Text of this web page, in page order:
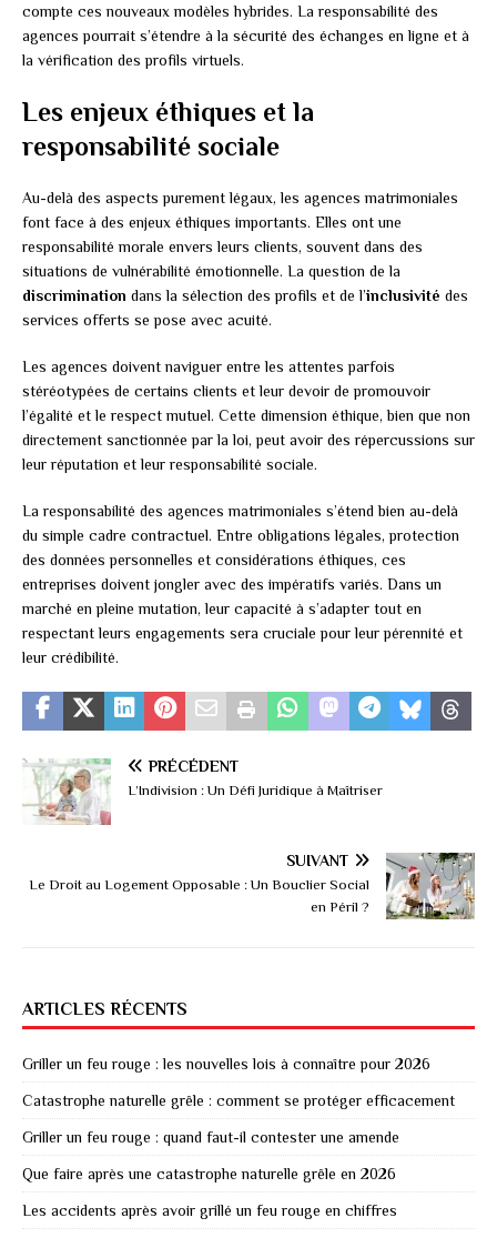
compte ces nouveaux modèles hybrides. La responsabilité des
agences pourrait s’étendre à la sécurité des échanges en ligne et à
la vérification des profils virtuels.
Les enjeux éthiques et la
responsabilité sociale
Au-delà des aspects purement légaux, les agences matrimoniales
font face à des enjeux éthiques importants. Elles ont une
responsabilité morale envers leurs clients, souvent dans des
situations de vulnérabilité émotionnelle. La question de la
discrimination dans la sélection des profils et de l’inclusivité des
services offerts se pose avec acuité.
Les agences doivent naviguer entre les attentes parfois
stéréotypées de certains clients et leur devoir de promouvoir
l’égalité et le respect mutuel. Cette dimension éthique, bien que non
directement sanctionnée par la loi, peut avoir des répercussions sur
leur réputation et leur responsabilité sociale.
La responsabilité des agences matrimoniales s’étend bien au-delà
du simple cadre contractuel. Entre obligations légales, protection
des données personnelles et considérations éthiques, ces
entreprises doivent jongler avec des impératifs variés. Dans un
marché en pleine mutation, leur capacité à s’adapter tout en
respectant leurs engagements sera cruciale pour leur pérennité et
leur crédibilité.
PRÉCÉDENT
L’Indivision : Un Défi Juridique à Maîtriser
SUIVANT
Le Droit au Logement Opposable : Un Bouclier Social
en Péril ?
ARTICLES RÉCENTS
Griller un feu rouge : les nouvelles lois à connaître pour 2026
Catastrophe naturelle grêle : comment se protéger efficacement
Griller un feu rouge : quand faut-il contester une amende
Que faire après une catastrophe naturelle grêle en 2026
Les accidents après avoir grillé un feu rouge en chiffres